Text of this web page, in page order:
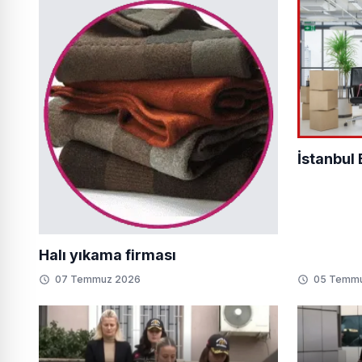
Halı yıkama firması
07 Temmuz 2026
İstanbul
05